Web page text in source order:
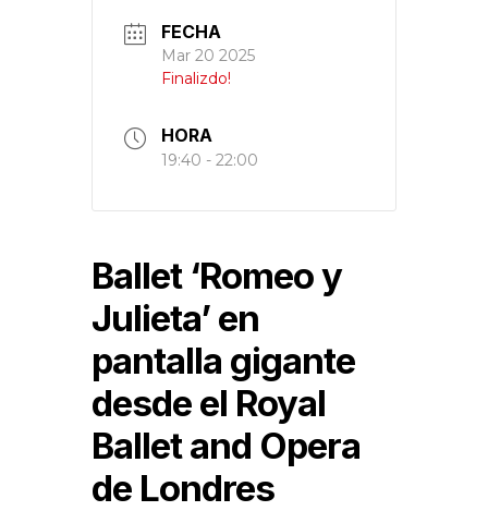
FECHA
Mar 20 2025
Finalizdo!
HORA
19:40 - 22:00
Ballet ‘Romeo y
Julieta’ en
pantalla gigante
desde el Royal
Ballet and Opera
de Londres